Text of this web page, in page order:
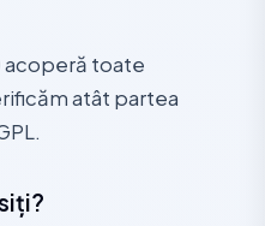
acoperă toate
atât partea